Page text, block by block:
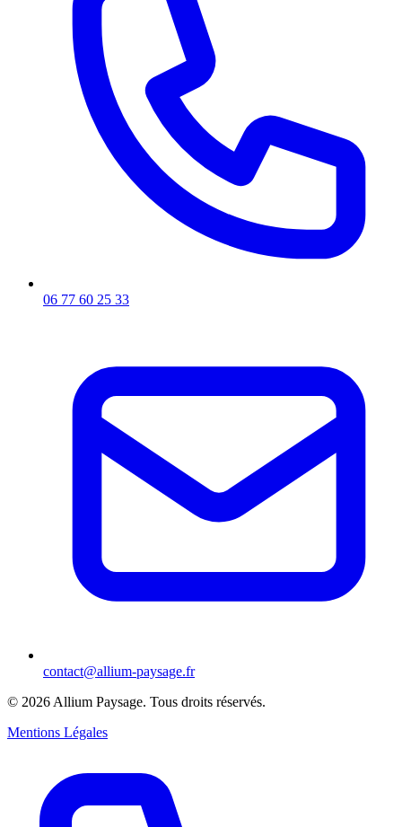
06 77 60 25 33
contact@allium-paysage.fr
© 2026 Allium Paysage. Tous droits réservés.
Mentions Légales